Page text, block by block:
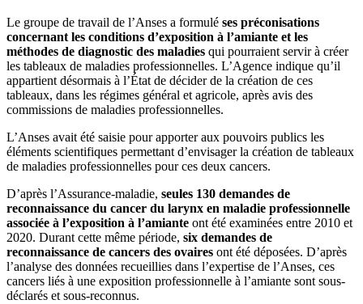
Le groupe de travail de l’Anses a formulé ses préconisations
concernant les conditions d’exposition à l’amiante et les
méthodes de diagnostic des maladies qui pourraient servir à créer
les tableaux de maladies professionnelles. L’Agence indique qu’il
appartient désormais à l’État de décider de la création de ces
tableaux, dans les régimes général et agricole, après avis des
commissions de maladies professionnelles.
L’Anses avait été saisie pour apporter aux pouvoirs publics les
éléments scientifiques permettant d’envisager la création de tableaux
de maladies professionnelles pour ces deux cancers.
D’après l’Assurance-maladie, seules 130 demandes de
reconnaissance du cancer du larynx en maladie professionnelle
associée à l’exposition à l’amiante ont été examinées entre 2010 et
2020. Durant cette même période, six demandes de
reconnaissance de cancers des ovaires ont été déposées. D’après
l’analyse des données recueillies dans l’expertise de l’Anses, ces
cancers liés à une exposition professionnelle à l’amiante sont sous-
déclarés et sous-reconnus.